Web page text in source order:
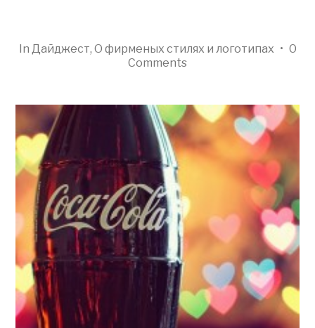
In Дайджест, О фирменых стилях и логотипах • 0
Comments